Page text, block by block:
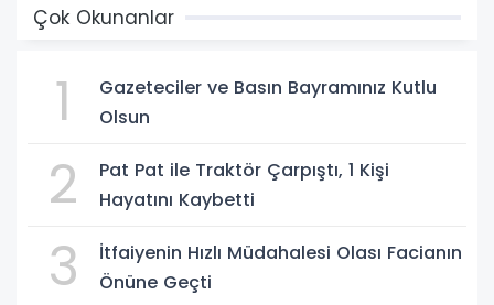
Çok Okunanlar
1
Gazeteciler ve Basın Bayramınız Kutlu
Olsun
2
Pat Pat ile Traktör Çarpıştı, 1 Kişi
Hayatını Kaybetti
3
İtfaiyenin Hızlı Müdahalesi Olası Facianın
Önüne Geçti